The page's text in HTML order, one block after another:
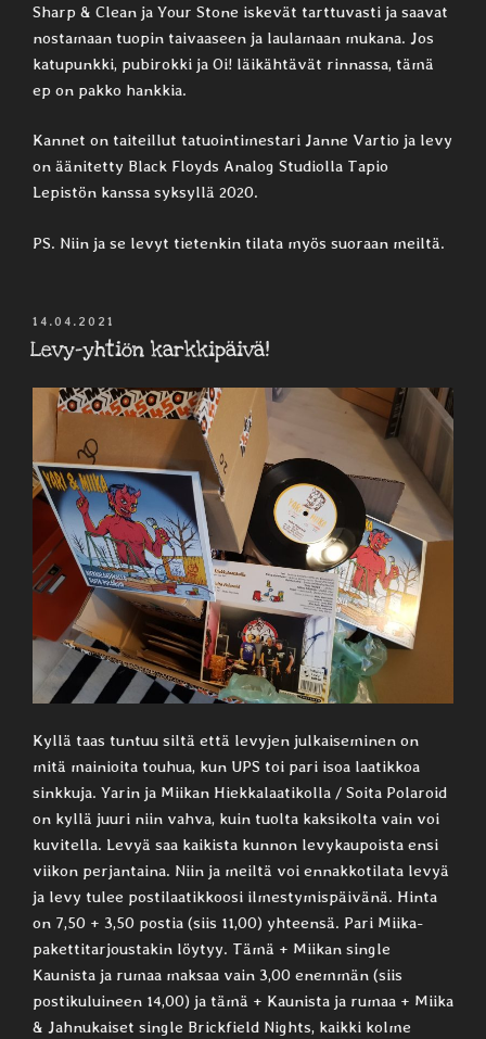
Sharp & Clean ja Your Stone iskevät tarttuvasti ja saavat
nostamaan tuopin taivaaseen ja laulamaan mukana. Jos
katupunkki, pubirokki ja Oi! läikähtävät rinnassa, tämä
ep on pakko hankkia.
Kannet on taiteillut tatuointimestari Janne Vartio ja levy
on äänitetty Black Floyds Analog Studiolla Tapio
Lepistön kanssa syksyllä 2020.
PS. Niin ja se levyt tietenkin tilata myös suoraan meiltä.
JULKAISTU
14.04.2021
Levy-yhtiön karkkipäivä!
Kyllä taas tuntuu siltä että levyjen julkaiseminen on
mitä mainioita touhua, kun UPS toi pari isoa laatikkoa
sinkkuja. Yarin ja Miikan Hiekkalaatikolla / Soita Polaroid
on kyllä juuri niin vahva, kuin tuolta kaksikolta vain voi
kuvitella. Levyä saa kaikista kunnon levykaupoista ensi
viikon perjantaina. Niin ja meiltä voi ennakkotilata levyä
ja levy tulee postilaatikkoosi ilmestymispäivänä. Hinta
on 7,50 + 3,50 postia (siis 11,00) yhteensä. Pari Miika-
pakettitarjoustakin löytyy. Tämä + Miikan single
Kaunista ja rumaa maksaa vain 3,00 enemmän (siis
postikuluineen 14,00) ja tämä + Kaunista ja rumaa + Miika
& Jahnukaiset single Brickfield Nights, kaikki kolme